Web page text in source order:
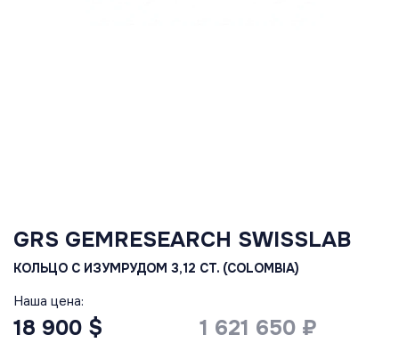
GRS GEMRESEARCH SWISSLAB
КОЛЬЦО С ИЗУМРУДОМ 3,12 CT. (COLOMBIA)
Наша цена:
18 900 $ 1 621 650 ₽